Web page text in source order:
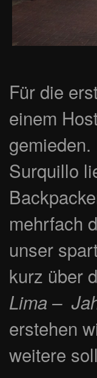
Für die
einem
gemieden.
Surquillo
mehrfach
unser
kurz über
Lima –
erstehen
weitere